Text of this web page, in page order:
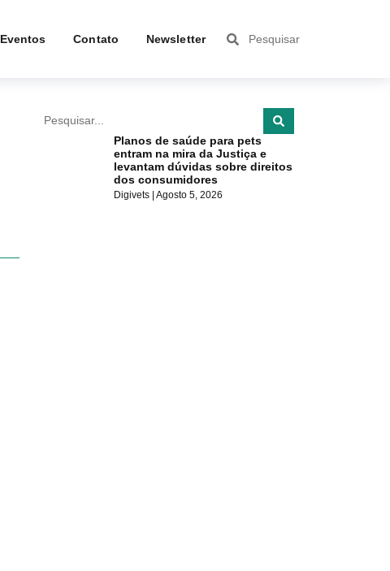
Eventos Contato Newsletter
Planos de saúde para pets
entram na mira da Justiça e
levantam dúvidas sobre direitos
dos consumidores
Digivets Agosto 5, 2026